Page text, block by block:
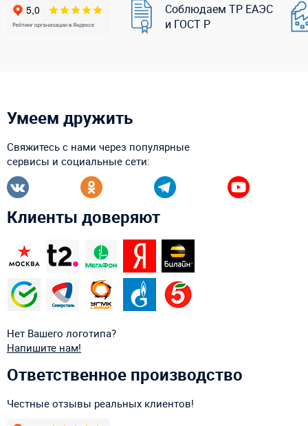
Соблюдаем ТР ЕАЭС
и ГОСТ Р
Умеем дружить
Свяжитесь с нами через популярные
сервисы и социальные сети:
Клиенты доверяют
Нет Вашего логотипа?
Напишите нам!
Ответственное производство
Честные отзывы реальных клиентов!